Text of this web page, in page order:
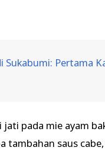
Sukabumi: Pertama
pada mie ayam
tambahan saus